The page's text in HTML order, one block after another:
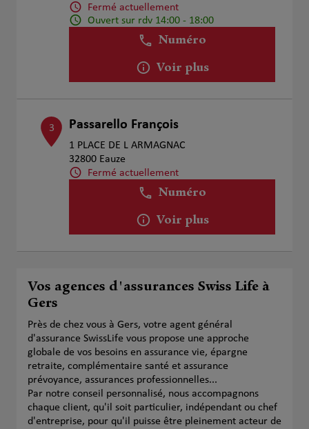
Fermé actuellement
Ouvert sur rdv 14:00 - 18:00
Numéro
Voir plus
3 Passarello François
1 PLACE DE L ARMAGNAC
32800 Eauze
Fermé actuellement
Numéro
Voir plus
Vos agences d'assurances Swiss Life à
Gers
Près de chez vous à Gers, votre agent général
d'assurance SwissLife vous propose une approche
globale de vos besoins en assurance vie, épargne
retraite, complémentaire santé et assurance
prévoyance, assurances professionnelles...
Par notre conseil personnalisé, nous accompagnons
chaque client, qu'il soit particulier, indépendant ou chef
d'entreprise, pour qu'il puisse être pleinement acteur de